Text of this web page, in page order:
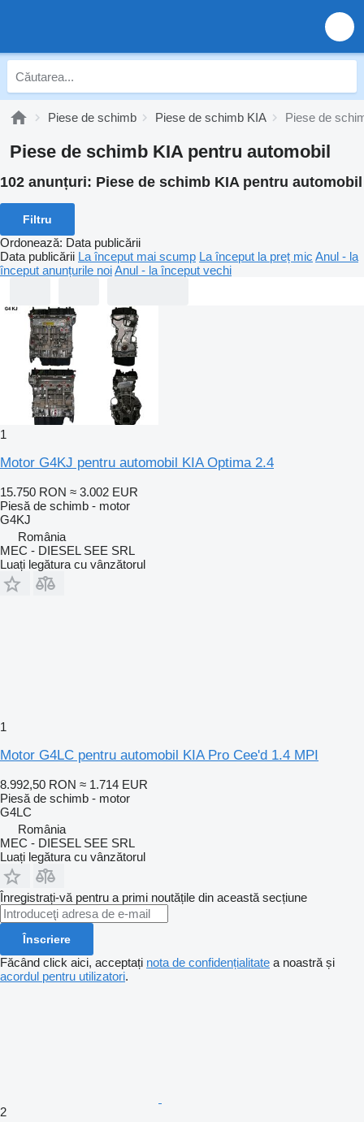
Piese de schimb Piese de schimb KIA Piese de
Piese de schimb KIA pentru automobil
102 anunțuri: Piese de schimb KIA pentru automobil
Filtru
Ordonează: Data publicării
Data publicării La început mai scump La început la preț mic Anul - la
început anunțurile noiAnul - la început vechi
1
Motor G4KJ pentru automobil KIA Optima 2.4
15.750 RON ≈ 3.002 EUR
Piesă de schimb - motor
G4KJ
România
MEC - DIESEL SEE SRL
Luați legătura cu vânzătorul
1
Motor G4LC pentru automobil KIA Pro Cee'd 1.4 MPI
8.992,50 RON ≈ 1.714 EUR
Piesă de schimb - motor
G4LC
România
MEC - DIESEL SEE SRL
Luați legătura cu vânzătorul
Înregistrați-vă pentru a primi noutățile din această secțiune
Înscriere
Făcând click aici, acceptați nota de confidențialitate a noastră și
acordul pentru utilizatori.
2